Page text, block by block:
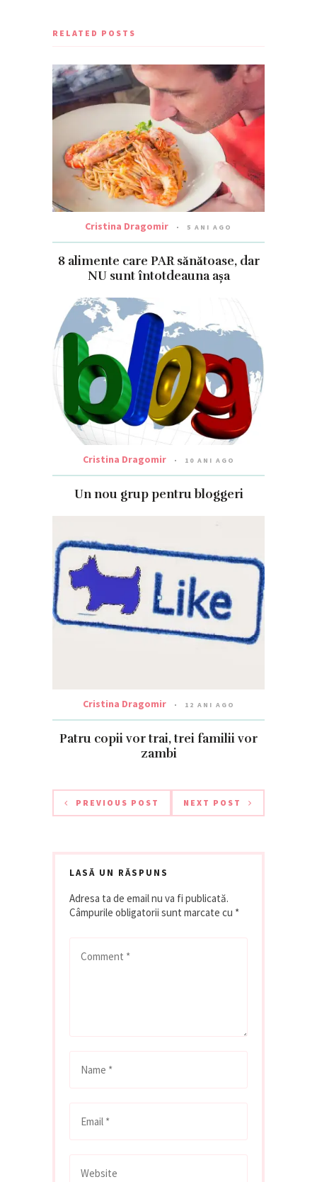
RELATED POSTS
Cristina Dragomir 5 ANI AGO
8 alimente care PAR sănătoase, dar
NU sunt întotdeauna așa
Cristina Dragomir 10 ANI AGO
Un nou grup pentru bloggeri
Cristina Dragomir 12 ANI AGO
Patru copii vor trai, trei familii vor
zambi
PREVIOUS POST NEXT POST
LASĂ UN RĂSPUNS
Adresa ta de email nu va fi publicată.
Câmpurile obligatorii sunt marcate cu *